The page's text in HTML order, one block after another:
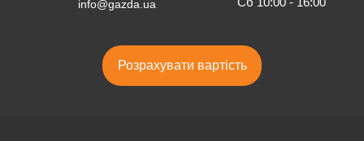
info@gazda.ua
Розрахувати вартість